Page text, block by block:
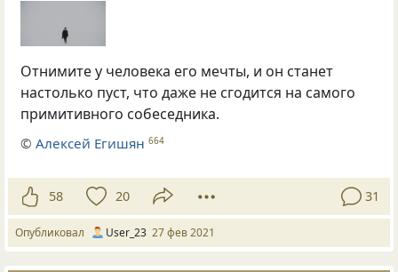
Отнимите у человека его мечты, и он станет
настолько пуст, что даже не сгодится на самого
примитивного собеседника.
©Алексей Егишян 664
58 20 31
Опубликовал User_23 27 фев 2021